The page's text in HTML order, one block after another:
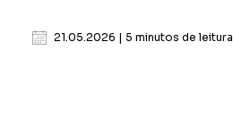
21.05.2026 | 5 minutos de leitura